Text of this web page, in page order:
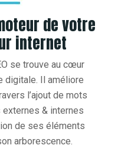
de votre
internet
se trouve au cœur
digitale. Il améliore
l’ajout de mots
& internes
de ses éléments
arborescence.